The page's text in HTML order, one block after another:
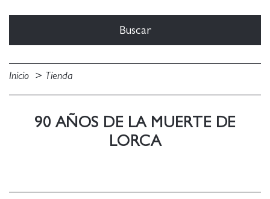
Inicio Tienda
90 AÑOS DE LA MUERTE DE
LORCA